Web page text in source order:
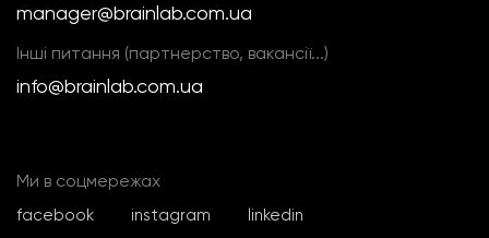
manager@brainlab.com.ua
Інші питання (партнерство, вакансії...)
info@brainlab.com.ua
Ми в соцмережах
facebook instagram
linkedin